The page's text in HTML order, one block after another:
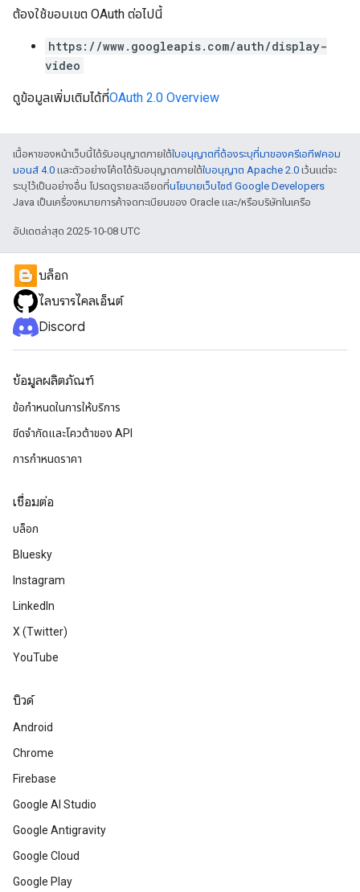
ต้องใช้ขอบเขต OAuth ต่อไปนี้
https://www.googleapis.com/auth/display-
video
ดูข้อมูลเพิ่มเติมได้ที่OAuth 2.0 Overview
เนื้อหาของหน้าเว็บนี้ได้รับอนุญาตภายใต้ใบอนุญาตที่ต้องระบุที่มาของครีเอทีฟคอม
มอนส์ 4.0 และตัวอย่างโค้ดได้รับอนุญาตภายใต้ใบอนุญาต Apache 2.0 เว้นแต่จะ
ระบุไว้เป็นอย่างอื่น โปรดดูรายละเอียดที่นโยบายเว็บไซต์ Google Developers
Java เป็นเครื่องหมายการค้าจดทะเบียนของ Oracle และ/หรือบริษัทในเครือ
อัปเดตล่าสุด 2025-10-08 UTC
บล็อก
ไลบรารีไคลเอ็นต์
Discord
ข้อมูลผลิตภัณฑ์
ข้อกำหนดในการให้บริการ
ขีดจํากัดและโควต้าของ API
การกำหนดราคา
เชื่อมต่อ
บล็อก
Bluesky
Instagram
LinkedIn
X (Twitter)
YouTube
บิวด์
Android
Chrome
Firebase
Google AI Studio
Google Antigravity
Google Cloud
Google Play